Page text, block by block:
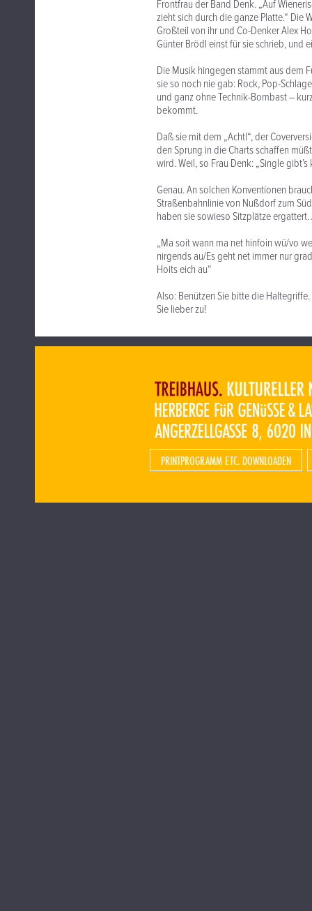
Frontfrau der Band Denk. „Auf
zieht sich durch die ganze Platte.“ Die
Großteil von ihr und Co-Denker Alex
Günter Brödl einst für sie schrieb, und
Die Musik hingegen stammt aus dem
sie so noch nie gab: Rock, Pop-
und ganz ohne Technik-Bombast –
bekommt.
Daß sie mit dem „Achtl“, der
den Sprung in die Charts schaffen
wird. Weil, so Frau Denk: „Single
Genau. An solchen Konventionen
Straßenbahnlinie von Nußdorf zum
haben sie sowieso Sitzplätze
„Ma soit wann ma net hinfoin wü/vo
nirgends au/Es geht net immer nur
Hoits eich au“
Also: Benützen Sie bitte die
Sie lieber zu!
PRINTPROGRAMM ETC. DOWNLOADEN